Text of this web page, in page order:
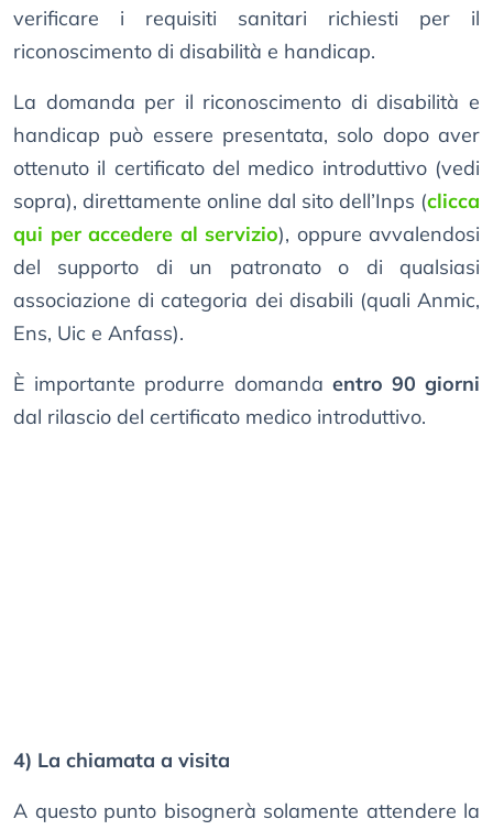
verificare i requisiti sanitari richiesti per il
riconoscimento di disabilità e handicap.
La domanda per il riconoscimento di disabilità e
handicap può essere presentata, solo dopo aver
ottenuto il certificato del medico introduttivo (vedi
sopra), direttamente online dal sito dell’Inps (clicca
qui per accedere al servizio), oppure avvalendosi
del supporto di un patronato o di qualsiasi
associazione di categoria dei disabili (quali Anmic,
Ens, Uic e Anfass).
È importante produrre domanda entro 90 giorni
dal rilascio del certificato medico introduttivo.
4) La chiamata a visita
A questo punto bisognerà solamente attendere la